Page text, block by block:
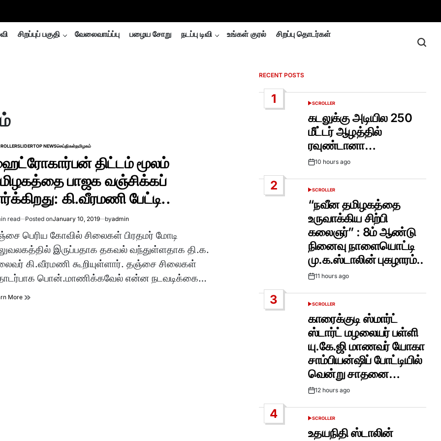
சிறப்புப் பகுதி வேலைவாய்ப்பு பழைய சோறு நடப்பு டிவி உங்கள் குரல் சிறப்பு தொடர்கள்
SLIDERTOP NEWSசெய்திகள்தமிழகம்
திட்டம் மூலம்
பாஜக வஞ்சிக்கப்
கி.வீரமணி பேட்டி..
read Posted onJanuary 10, 2019 byadmin
பெரிய கோவில் சிலைகள் பிரதமர் மோடி
இருப்பதாக தகவல் வந்துள்ளதாக தி.க.
கி.வீரமணி கூறியுள்ளார். தஞ்சை சிலைகள்
பொன்.மாணிக்கவேல் என்ன நடவடிக்கை…
More
RECENT POSTS
1
POSTED
SCROLLER
கடலுக்கு அடியில 250
மீட்டர் ஆழத்தில்
ரவுண்டானா…
Post10 hours ago
2
POSTED
SCROLLER
“நவீன தமிழகத்தை
உருவாக்கிய சிற்பி
கலைஞர்” : 8ம் ஆண்டு
நினைவு நாளையொட்டி
மு.க.ஸ்டாலின் புகழாரம்..
Post11 hours ago
3
POSTED
SCROLLER
காரைக்குடி ஸ்மார்ட்
ஸ்டார்ட் மழலையர் பள்ளி
யு.கே.ஜி மாணவர் யோகா
சாம்பியன்ஷிப் போட்டியில்
வென்று சாதனை…
Post12 hours ago
4
POSTED
SCROLLER
உதயநிதி ஸ்டாலின்